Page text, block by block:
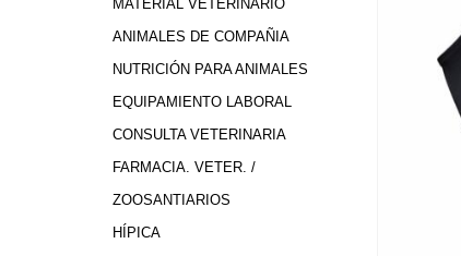
MATERIAL VETERINARIO
ANIMALES DE COMPAÑIA
NUTRICIÓN PARA ANIMALES
EQUIPAMIENTO LABORAL
CONSULTA VETERINARIA
FARMACIA. VETER. /
ZOOSANTIARIOS
HÍPICA